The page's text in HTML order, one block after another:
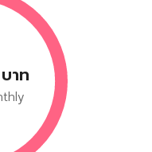
าท